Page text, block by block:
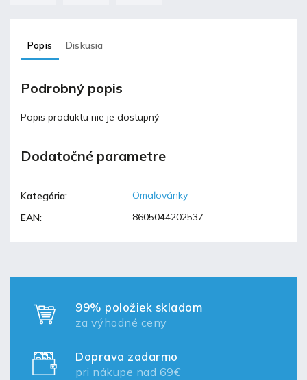
Popis Diskusia
Podrobný popis
Popis produktu nie je dostupný
Dodatočné parametre
Kategória:
Omaľovánky
EAN: 8605044202537
99% položiek skladom
za výhodné ceny
Doprava zadarmo
pri nákupe nad 69€